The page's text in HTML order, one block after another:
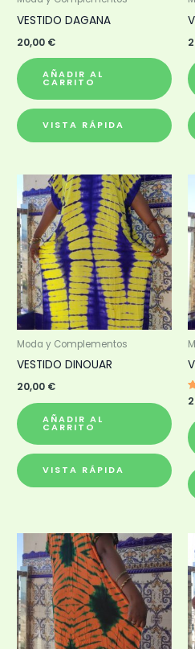
VESTIDO DAGANA
20,00 €
AÑADIR AL
CARRITO
VISTA RÁPIDA
Moda y Complementos
VESTIDO DINOUAR
20,00 €
AÑADIR AL
CARRITO
VISTA RÁPIDA